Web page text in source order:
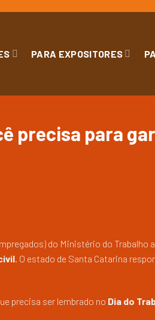
PARA EXPOSITORES
precisa para
do Ministério do Trabalho
. O estado de Santa Catarina
precisa ser lembrado no Dia do